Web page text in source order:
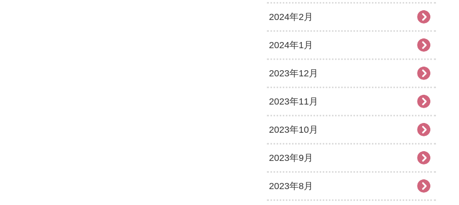
2024年2月
2024年1月
2023年12月
2023年11月
2023年10月
2023年9月
2023年8月